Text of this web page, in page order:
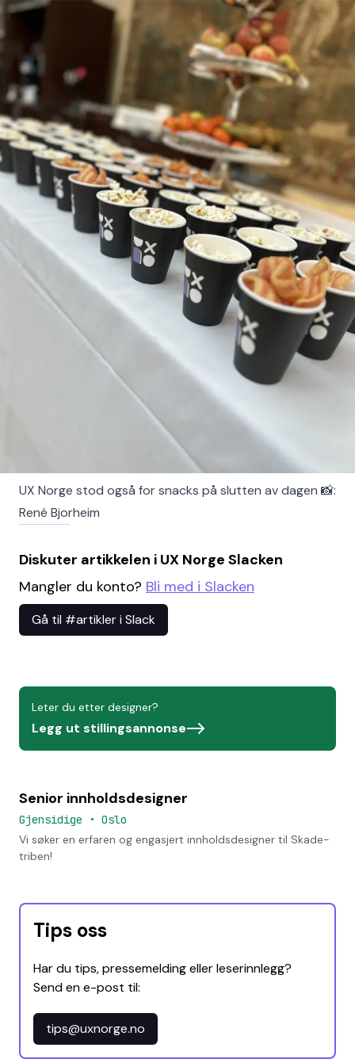
UX Norge stod også for snacks på slutten av dagen 📸:
René Bjorheim
Diskuter artikkelen i UX Norge Slacken
Mangler du konto? Bli med i Slacken
Gå til #artikler i Slack
Leter du etter designer?
Legg ut stillingsannonse
Senior innholdsdesigner
Gjensidige • Oslo
Vi søker en erfaren og engasjert innholdsdesigner til Skade-
triben!
Tips oss
Har du tips, pressemelding eller leserinnlegg?
Send en e-post til:
tips@uxnorge.no